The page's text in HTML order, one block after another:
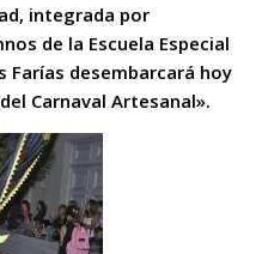
integrada por
de la Escuela Especial
Farías desembarcará hoy
Carnaval Artesanal».